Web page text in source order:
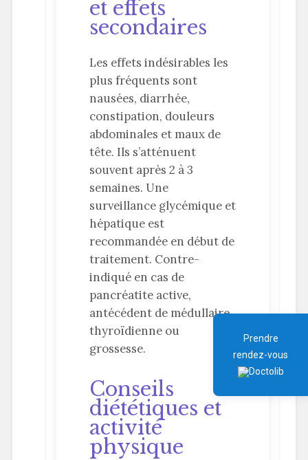
et effets
secondaires
Les effets indésirables les
plus fréquents sont
nausées, diarrhée,
constipation, douleurs
abdominales et maux de
tête. Ils s’atténuent
souvent après 2 à 3
semaines. Une
surveillance glycémique et
hépatique est
recommandée en début de
traitement. Contre-
indiqué en cas de
pancréatite active,
antécédent de médullaire
thyroïdienne ou
grossesse.
Conseils
diététiques et
activité
physique
Prendre
rendez-vous